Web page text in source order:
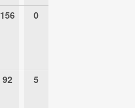
156 0
92 5